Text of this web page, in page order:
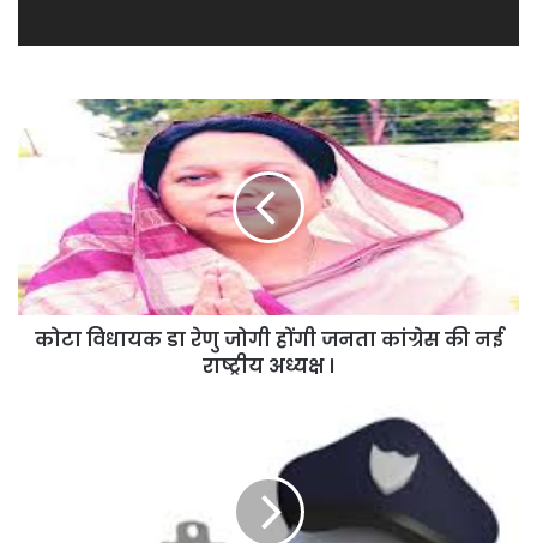
विधायक
डा
जनता
कांग्रेस
की
कोटा विधायक डा रेणु जोगी होंगी जनता कांग्रेस की नई
राष्ट्रीय अध्यक्ष ।